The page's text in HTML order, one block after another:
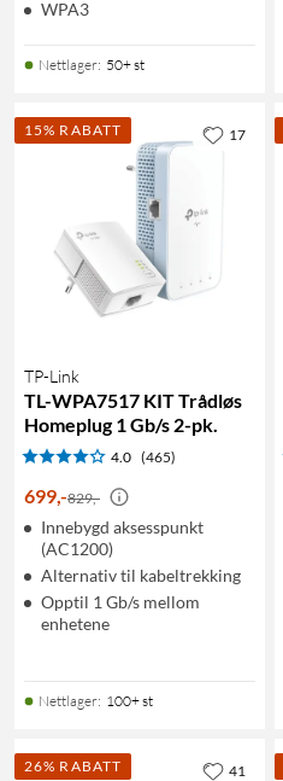
WPA3
Nettlager: 50+ st
15% RABATT
TP-Link
TL-WPA7517 KIT Trådløs
Homeplug 1 Gb/s 2-pk.
4.0 (465)
699,-829,-
Innebygd aksesspunkt
(AC1200)
Alternativ til kabeltrekking
Opptil 1 Gb/s mellom
enhetene
Nettlager: 100+ st
17
26% RABATT 41